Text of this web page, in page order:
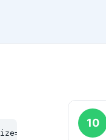
div>